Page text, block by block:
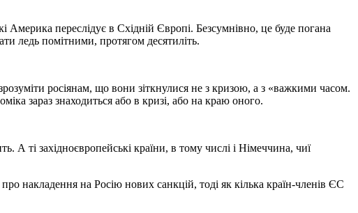
переслідує в Східній Європі. Безсумнівно, це буде погана
ледь помітними, протягом десятиліть.
росіянам, що вони зіткнулися не з кризою, а з «важкими часом.
зараз знаходиться або в кризі, або на краю оного.
А ті західноєвропейські країни, в тому числі і Німеччина, чиї
накладення на Росію нових санкцій, тоді як кілька країн-членів ЄС